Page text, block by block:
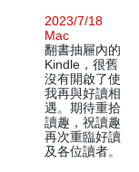
2023/7/18
Mac
翻書抽屜內的
Kindle，很舊
沒有開啟了使
我再與好讀相
遇。期待重拾
讀趣，祝讀趣
再次重臨好讀
及各位讀者。